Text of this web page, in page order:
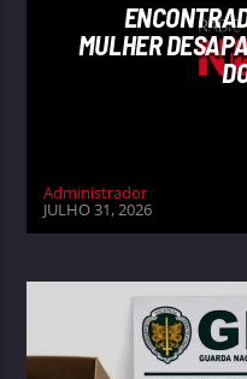
MULHER
Administrador
JULHO 31, 2026